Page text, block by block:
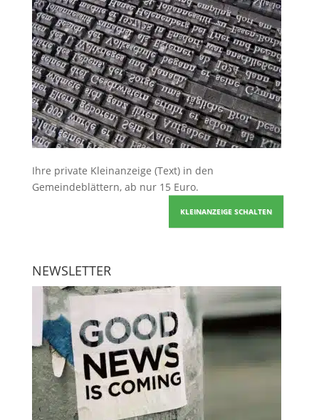
Ihre private Kleinanzeige (Text) in den
Gemeindeblättern, ab nur 15 Euro.
KLEINANZEIGE SCHALTEN
NEWSLETTER